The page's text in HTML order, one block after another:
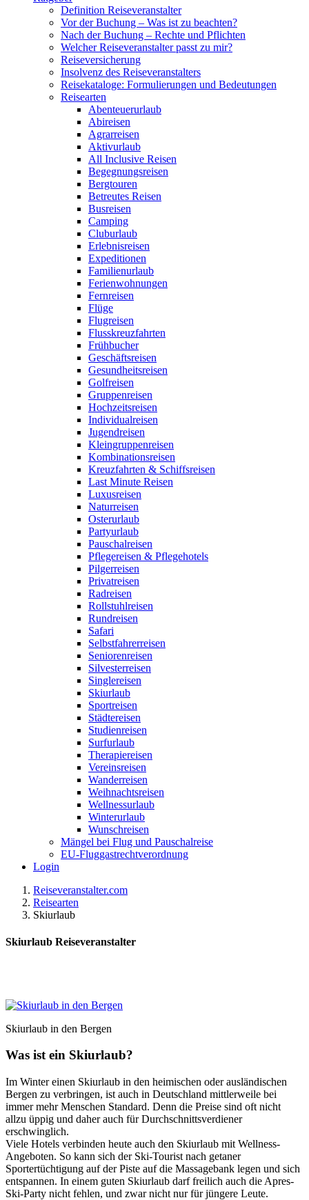
Definition Reiseveranstalter
Vor der Buchung – Was ist zu beachten?
Nach der Buchung – Rechte und Pflichten
Welcher Reiseveranstalter passt zu mir?
Reiseversicherung
Insolvenz des Reiseveranstalters
Reisekataloge: Formulierungen und Bedeutungen
Reisearten
Abenteuerurlaub
Abireisen
Agrarreisen
Aktivurlaub
All Inclusive Reisen
Begegnungsreisen
Bergtouren
Betreutes Reisen
Busreisen
Camping
Cluburlaub
Erlebnisreisen
Expeditionen
Familienurlaub
Ferienwohnungen
Fernreisen
Flüge
Flugreisen
Flusskreuzfahrten
Frühbucher
Geschäftsreisen
Gesundheitsreisen
Golfreisen
Gruppenreisen
Hochzeitsreisen
Individualreisen
Jugendreisen
Kleingruppenreisen
Kombinationsreisen
Kreuzfahrten & Schiffsreisen
Last Minute Reisen
Luxusreisen
Naturreisen
Osterurlaub
Partyurlaub
Pauschalreisen
Pflegereisen & Pflegehotels
Pilgerreisen
Privatreisen
Radreisen
Rollstuhlreisen
Rundreisen
Safari
Selbstfahrerreisen
Seniorenreisen
Silvesterreisen
Singlereisen
Skiurlaub
Sportreisen
Städtereisen
Studienreisen
Surfurlaub
Therapiereisen
Vereinsreisen
Wanderreisen
Weihnachtsreisen
Wellnessurlaub
Winterurlaub
Wunschreisen
Mängel bei Flug und Pauschalreise
EU-Fluggastrechtverordnung
Login
Reiseveranstalter.com
Reisearten
Skiurlaub
Skiurlaub Reiseveranstalter
Skiurlaub in den Bergen
Was ist ein Skiurlaub?
Im Winter einen Skiurlaub in den heimischen oder ausländischen
Bergen zu verbringen, ist auch in Deutschland mittlerweile bei
immer mehr Menschen Standard. Denn die Preise sind oft nicht
allzu üppig und daher auch für Durchschnittsverdiener
erschwinglich.
Viele Hotels verbinden heute auch den Skiurlaub mit Wellness-
Angeboten. So kann sich der Ski-Tourist nach getaner
Sportertüchtigung auf der Piste auf die Massagebank legen und sich
entspannen. In einem guten Skiurlaub darf freilich auch die Apres-
Ski-Party nicht fehlen, und zwar nicht nur für jüngere Leute.